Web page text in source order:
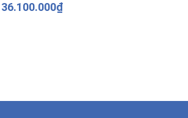
36.100.000₫